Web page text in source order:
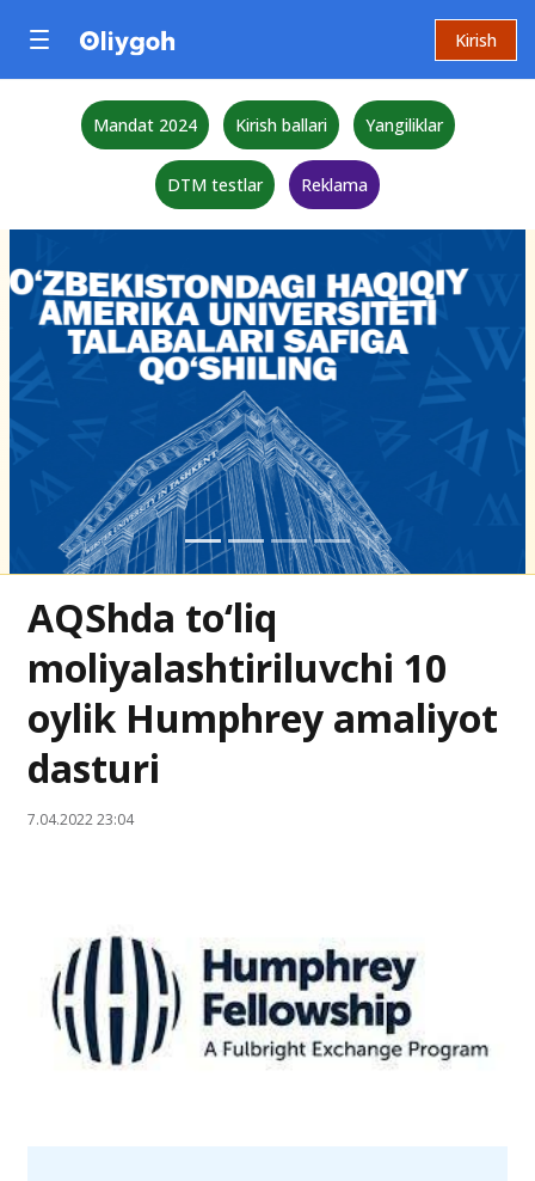
Kirish
Mandat 2024 Kirish ballari Yangiliklar
DTM testlar Reklama
AQShda to‘liq
moliyalashtiriluvchi 10
oylik Humphrey amaliyot
dasturi
7.04.2022 23:04